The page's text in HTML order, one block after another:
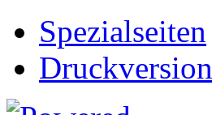
Spezialseiten
Druckversion